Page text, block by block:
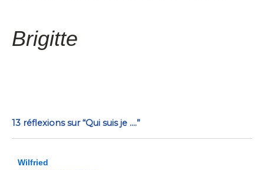
Brigitte
13 réflexions sur “Qui suis je ….”
Wilfried